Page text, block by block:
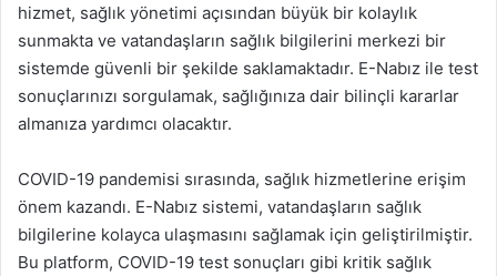
hizmet, sağlık yönetimi açısından büyük bir kolaylık
sunmakta ve vatandaşların sağlık bilgilerini merkezi bir
sistemde güvenli bir şekilde saklamaktadır. E-Nabız ile test
sonuçlarınızı sorgulamak, sağlığınıza dair bilinçli kararlar
almanıza yardımcı olacaktır.
COVID-19 pandemisi sırasında, sağlık hizmetlerine erişim
önem kazandı. E-Nabız sistemi, vatandaşların sağlık
bilgilerine kolayca ulaşmasını sağlamak için geliştirilmiştir.
Bu platform, COVID-19 test sonuçları gibi kritik sağlık